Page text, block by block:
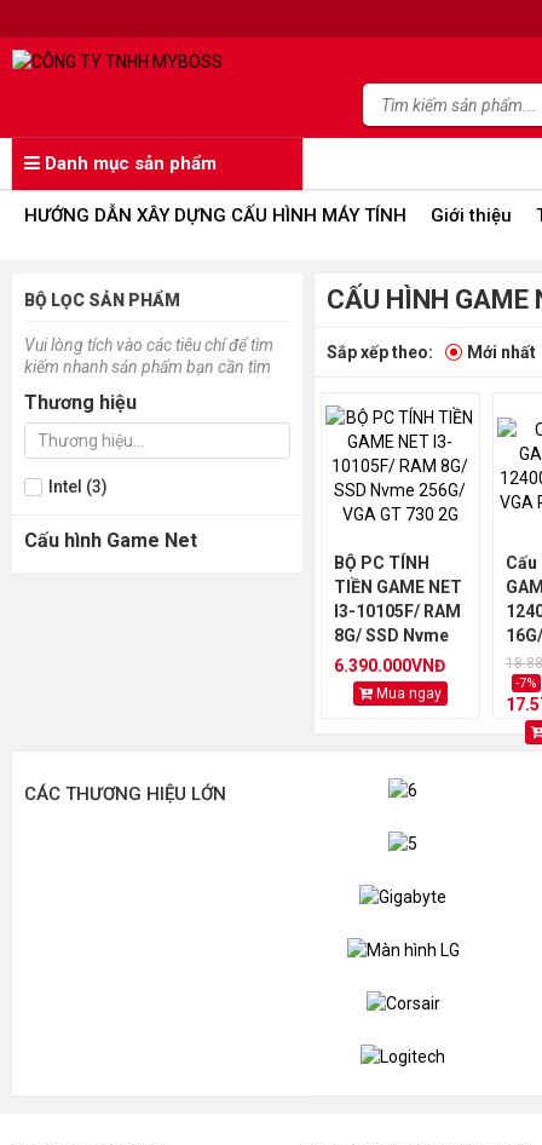
Danh mục sản phẩm
HƯỚNG DẪN XÂY DỰNG CẤU HÌNH MÁY TÍNH Giới thiệu
BỘ LỌC SẢN PHẨM
Vui lòng tích vào các tiêu chí để tìm
kiếm nhanh sản phẩm bạn cần tìm
Thương hiệu
Intel (3)
Cấu hình Game Net
CẤU HÌNH GAME
Sắp xếp theo: Mới nhất
BỘ PC TÍNH
TIỀN GAME NET
I3-10105F/ RAM
8G/ SSD Nvme
256G/ VGA GT
730 2G
6.390.000VNĐ
Mua ngay
Cấu
-7%
CÁC THƯƠNG HIỆU LỚN